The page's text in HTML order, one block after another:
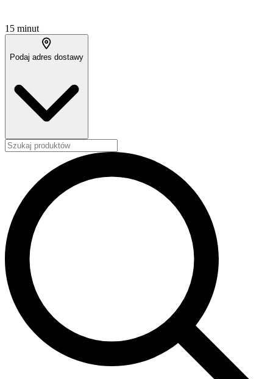
15 minut
Podaj adres dostawy